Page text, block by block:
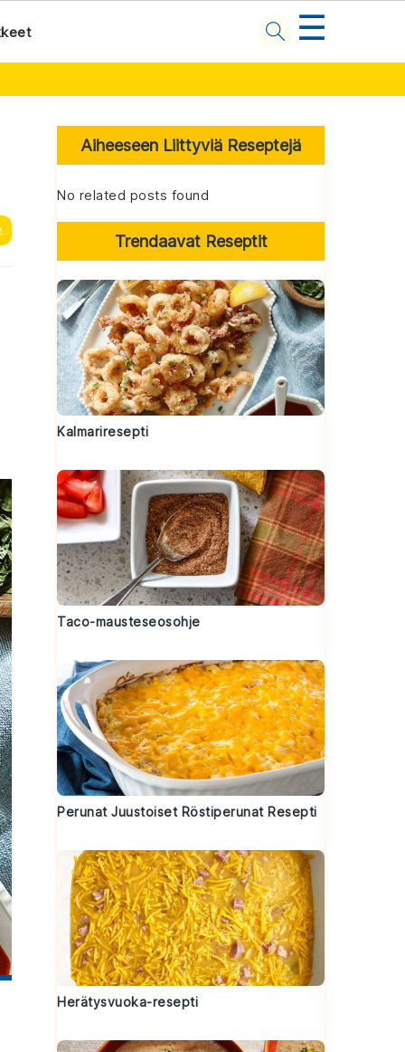
☰
Primary
Sidebar
Aiheeseen Liittyviä Reseptejä
No related posts found
Trendaavat Reseptit
Kalmariresepti
Taco-mausteseosohje
Perunat Juustoiset Röstiperunat Resepti
Herätysvuoka-resepti